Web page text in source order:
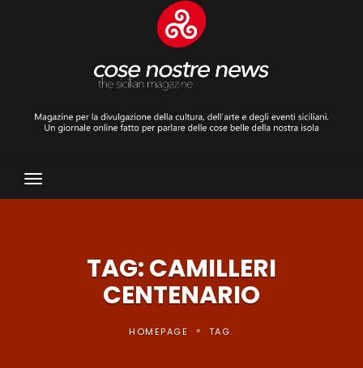
Toggle
Navigation
TAG: CAMILLERI
CENTENARIO
HOMEPAGE » TAG